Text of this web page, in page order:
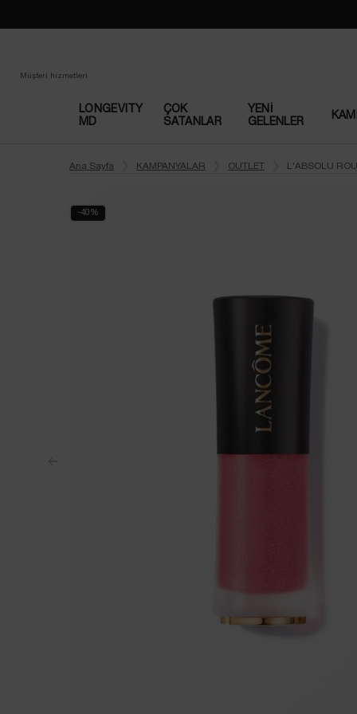
Müşteri hizmetleri
LONGEVITY
MD
ÇOK
SATANLAR​
YENI
GELENLER
Ana Sayfa
KAMPANYALAR OUTLET L'ABSOLU
-40%